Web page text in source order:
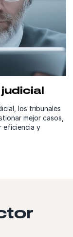
los tribunales
mejor casos,
eficiencia y